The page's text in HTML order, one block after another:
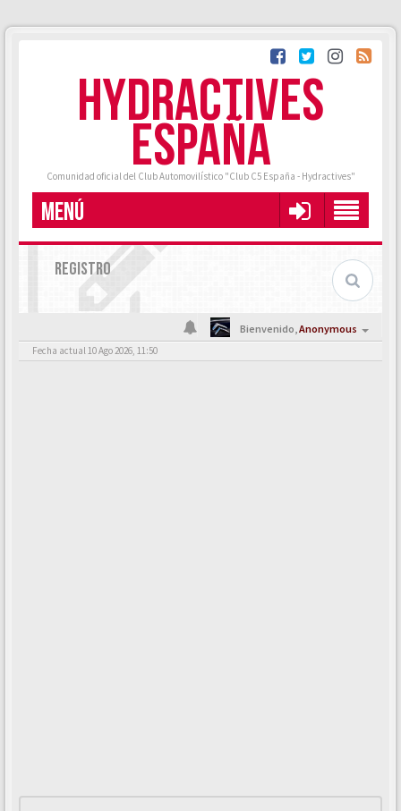
HYDRACTIVES
ESPAÑA
Comunidad oficial del Club Automovilístico "Club C5 España - Hydractives"
MENÚ
REGISTRO
Bienvenido,Anonymous
Fecha actual 10 Ago 2026, 11:50